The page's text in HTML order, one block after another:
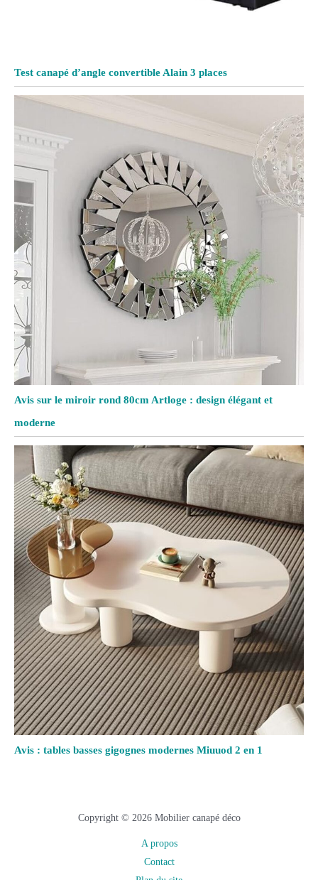
Test canapé d’angle convertible Alain 3 places
Avis sur le miroir rond 80cm Artloge : design élégant et
moderne
Avis : tables basses gigognes modernes Miuuod 2 en 1
Copyright © 2026 Mobilier canapé déco
A propos
Contact